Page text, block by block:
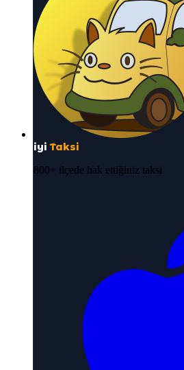
iyi Taksi
800+ ilçede hak ettiğiniz taksi